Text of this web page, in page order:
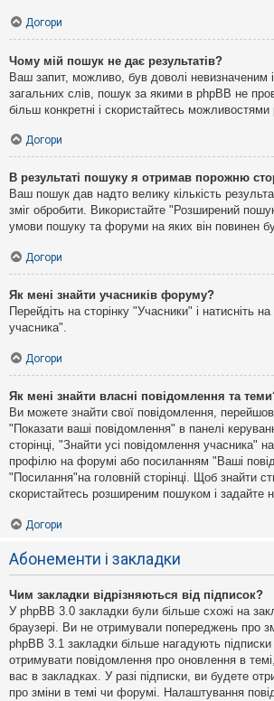
Догори
Чому мій пошук не дає результатів?
Ваш запит, можливо, був доволі невизначеним
загальних слів, пошук за якими в phpBB не
більш конкретні і скористайтесь
Догори
В результаті пошуку я отримав порожню
Ваш пошук дав надто велику кількість
зміг обробити. Використайте "Розширений
умови пошуку та форуми на яких він повинен
Догори
Як мені знайти учасників форуму?
Перейдіть на сторінку "Учасники" і натисніть
учасника".
Догори
Як мені знайти власні повідомлення та
Ви можете знайти свої повідомлення,
"Показати ваші повідомлення" в панелі
сторінці, "Знайти усі повідомлення учасника"
профілю на форумі або посиланням "Ваші
"Посилання"на головній сторінці. Щоб знайти
скористайтесь розширеним пошуком і задайте
Догори
Абонементи і закладки
Чим закладки відрізняються від підписок?
У phpBB 3.0 закладки були більше схожі на
браузері. Ви не отримували попереджень про
phpBB 3.1 закладки більше нагадують
отримувати повідомлення про оновлення в
вас в закладках. У разі підписки, ви будете
про зміни в темі чи форумі. Налаштування